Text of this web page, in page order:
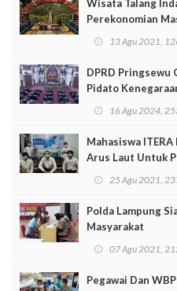
Wisata Talang
Perekonomian
13 Agu 2021,
DPRD Pringsewu
Pidato
16 Agu 2024,
Mahasiswa
Arus Laut Untuk
25 Agu 2021,
Polda Lampung
Masyarakat
07 Agu 2021,
Pegawai Dan